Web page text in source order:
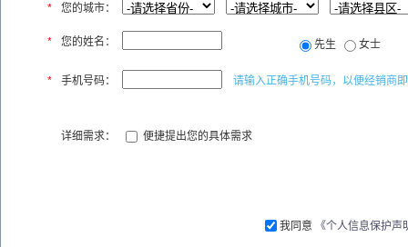
* 您的城市：
* 您的姓名： 先生 女士
* 手机号码： 请输入正确手机号码，以便经销商
详细需求： 便捷提出您的具体需求
我同意 《个人信息保护声